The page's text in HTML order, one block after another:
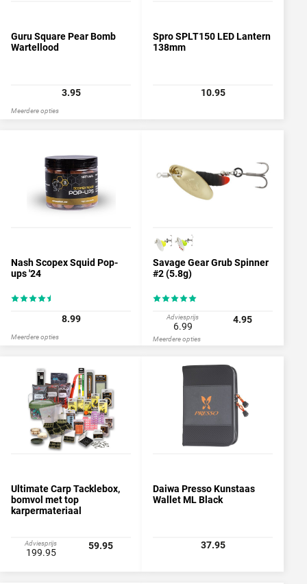
Guru Square Pear Bomb
Wartellood
3.95
Meerdere opties
Spro SPLT150 LED Lantern
138mm
10.95
Nash Scopex Squid Pop-
ups '24
8.99
Meerdere opties
Savage Gear Grub Spinner
#2 (5.8g)
Adviesprijs
6.99
4.95
Meerdere opties
Ultimate Carp Tacklebox,
bomvol met top
karpermateriaal
Adviesprijs
199.95
59.95
Daiwa Presso Kunstaas
Wallet ML Black
37.95